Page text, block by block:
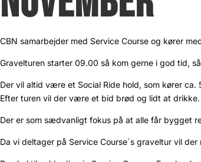
CBN samarbejder med Service Course og kører
Gravelturen starter 09.00 så kom gerne i god tid,
Der vil altid være et Social Ride hold, som kører
Efter turen vil der være et bid brød og lidt at drikke.
Der er som sædvanligt fokus på at alle får bygget
Da vi deltager på Service Course´s graveltur vil